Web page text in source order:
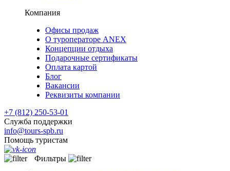
Компания
Офисы продаж
О туроператоре ANEX
Концепции отдыха
Подарочные сертификаты
Оплата картой
Блог
Вакансии
Реквизиты компании
+7 (812) 250-53-01
Служба поддержки
info@tours-spb.ru
Помощь туристам
Фильтры